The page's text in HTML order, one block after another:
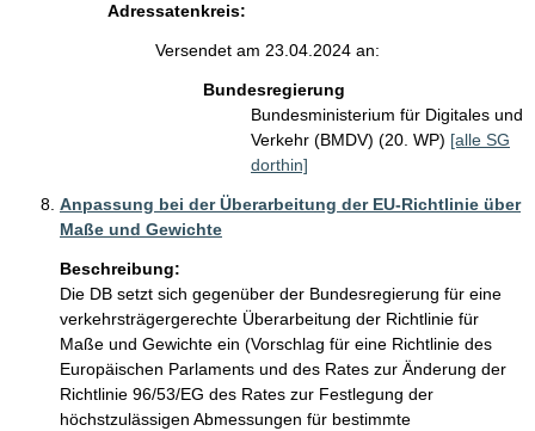
Adressatenkreis:
Versendet am 23.04.2024 an:
Bundesregierung
Bundesministerium für Digitales und
Verkehr (BMDV) (20. WP) [alle SG
dorthin]
Anpassung bei der Überarbeitung der EU-Richtlinie über
Maße und Gewichte
Beschreibung:
Die DB setzt sich gegenüber der Bundesregierung für eine
verkehrsträgergerechte Überarbeitung der Richtlinie für
Maße und Gewichte ein (Vorschlag für eine Richtlinie des
Europäischen Parlaments und des Rates zur Änderung der
Richtlinie 96/53/EG des Rates zur Festlegung der
höchstzulässigen Abmessungen für bestimmte